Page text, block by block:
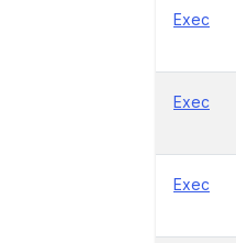
Exec
Exec
Exec